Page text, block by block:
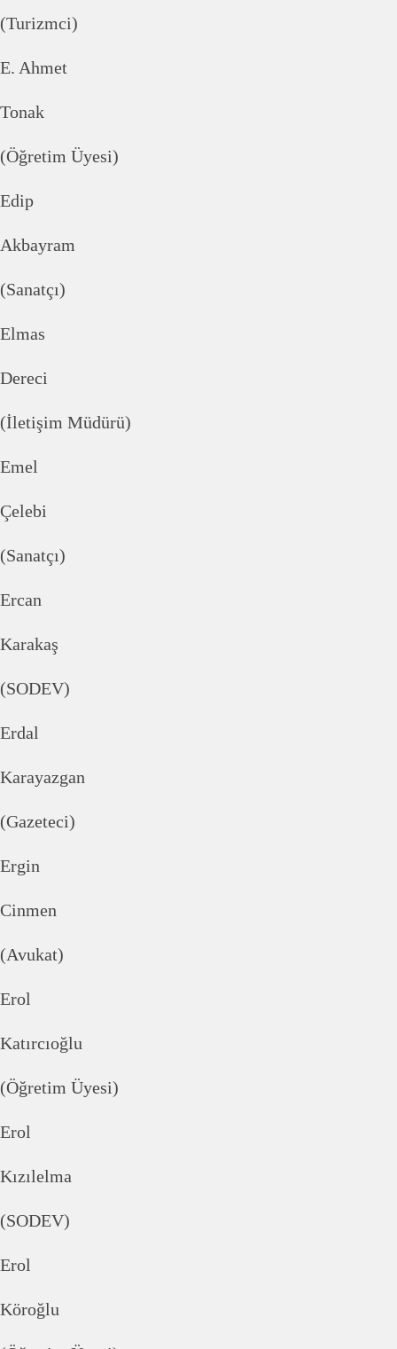
(Turizmci)
E. Ahmet
Tonak
(Öğretim Üyesi)
Edip
Akbayram
(Sanatçı)
Elmas
Dereci
(İletişim Müdürü)
Emel
Çelebi
(Sanatçı)
Ercan
Karakaş
(SODEV)
Erdal
Karayazgan
(Gazeteci)
Ergin
Cinmen
(Avukat)
Erol
Katırcıoğlu
(Öğretim Üyesi)
Erol
Kızılelma
(SODEV)
Erol
Köroğlu